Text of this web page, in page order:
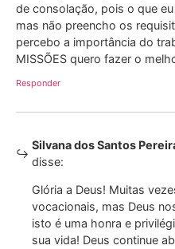
de consolação, pois o que
mas não preencho os
percebo a importância do
MISSÕES quero fazer o
Responder
Silvana dos Santos
disse:
Glória a Deus! Muitas
vocacionais, mas Deus
isto é uma honra e
sua vida! Deus continue